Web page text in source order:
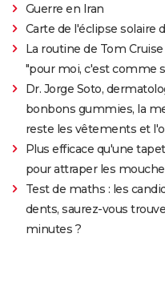
Guerre en Iran
Carte de l'éclipse solaire
La routine de Tom
"pour moi, c'est comme
Dr. Jorge Soto,
bonbons gummies, la
reste les vêtements et
Plus efficace qu'une
pour attraper les
Test de maths : les
dents, saurez-vous
minutes ?